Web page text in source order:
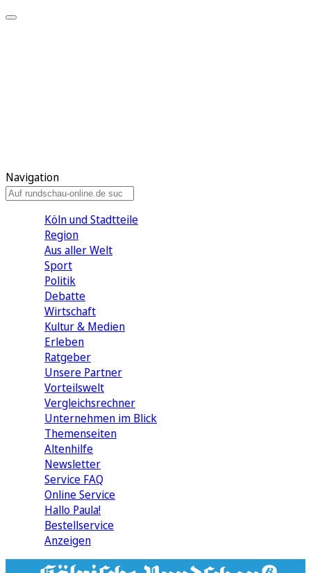
Navigation
Köln und Stadtteile
Region
Aus aller Welt
Sport
Politik
Debatte
Wirtschaft
Kultur & Medien
Erleben
Ratgeber
Unsere Partner
Vorteilswelt
Vergleichsrechner
Unternehmen im Blick
Themenseiten
Altenhilfe
Newsletter
Service FAQ
Online Service
Hallo Paula!
Bestellservice
Anzeigen